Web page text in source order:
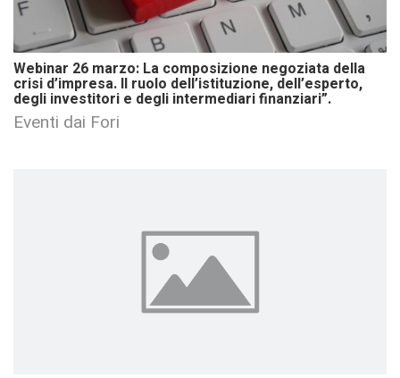
Webinar 26 marzo: La composizione negoziata della
crisi d’impresa. Il ruolo dell’istituzione, dell’esperto,
degli investitori e degli intermediari finanziari”.
Eventi dai Fori